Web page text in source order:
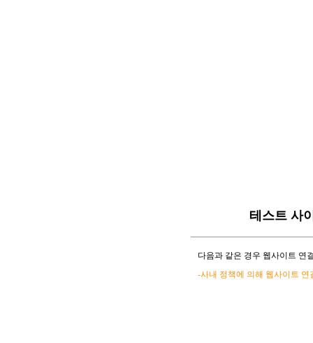
테스트 사
다음과 같은 경우 웹사이트 연
-사내 정책에 의해 웹사이트